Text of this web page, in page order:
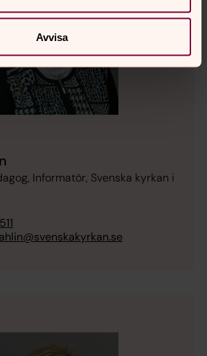
Avvisa
Informatör, Svenska kyrkan i